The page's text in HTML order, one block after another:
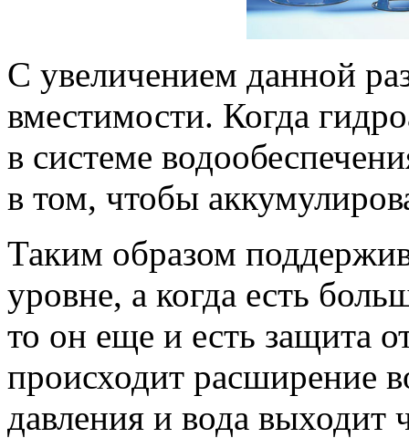
С увеличением данной
вместимости. Когда
в системе
в том, чтобы
Таким образом
уровне, а когда есть
то он еще и есть защита
происходит расширение
давления и вода выходит